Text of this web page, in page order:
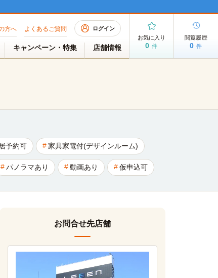
方へ よくあるご質問 ログイン
キャンペーン・特集 店舗情報
お気に入り
0 件
閲覧履歴
0 件
予約可 家具家電付(デザインルーム)
パノラマあり 動画あり 仮申込可
お問合せ先店舗